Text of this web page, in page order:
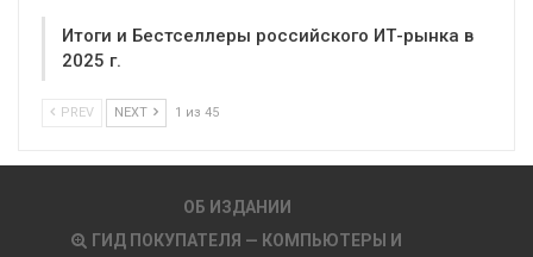
Итоги и Бестселлеры российского ИТ-рынка в
2025 г.
PREV NEXT 1 из 45
ОБ ИЗДАНИИ
ГИД ПОКУПАТЕЛЯ — КОМПЬЮТЕРЫ И